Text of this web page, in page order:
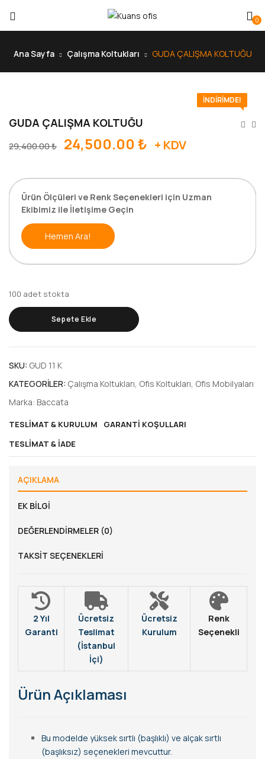
0
Ana Sayfa Çalışma Koltukları GUDA ÇALIŞMA KOLTUĞU
İNDIRIMDE!
GUDA ÇALIŞMA KOLTUĞU
29,400.00₺ 24,500.00 ₺ + KDV
Ürün Ölçüleri ve Renk Seçenekleri için Uzman
Ekibimiz ile İletişime Geçin
Hemen Ara!
100 adet stokta
Sepete Ekle
SKU: GUD 11 K
KATEGORILER: Çalışma Koltukları, Ofis Koltukları, Ofis Mobilyaları
Marka: Baccata
TESLIMAT & KURULUM
GARANTI KOŞULLARI
TESLIMAT & İADE
AÇIKLAMA
EK BILGI
DEĞERLENDIRMELER (0)
TAKSIT SEÇENEKLERI
2 Yıl
Garanti
Ücretsiz
Teslimat
(İstanbul
İçi)
Ücretsiz
Kurulum
Renk
Seçenekli
Ürün Açıklaması
Bu modelde yüksek sırtlı (başlıklı) ve alçak sırtlı
(başlıksız) seçenekleri mevcuttur.